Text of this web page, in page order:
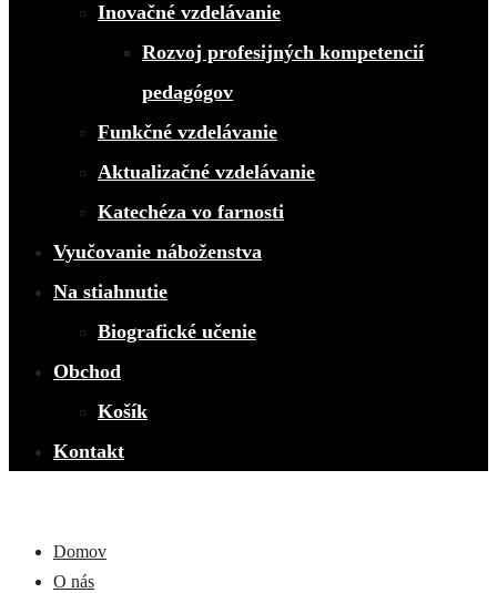
Inovačné vzdelávanie
Rozvoj profesijných kompetencií
pedagógov
Funkčné vzdelávanie
Aktualizačné vzdelávanie
Katechéza vo farnosti
Vyučovanie náboženstva
Na stiahnutie
Biografické učenie
Obchod
Košík
Kontakt
Domov
O nás